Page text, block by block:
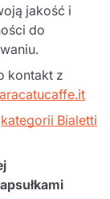
jakość i
do
kontakt z
kategorii Bialetti